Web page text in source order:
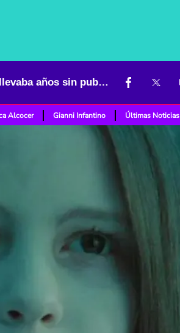
Sale a la luz último 'post' de Daveigh Chase, la niña de 'El Aro'; llevaba años sin publicar
Alcocer Gianni Infantino Últimas Noticias